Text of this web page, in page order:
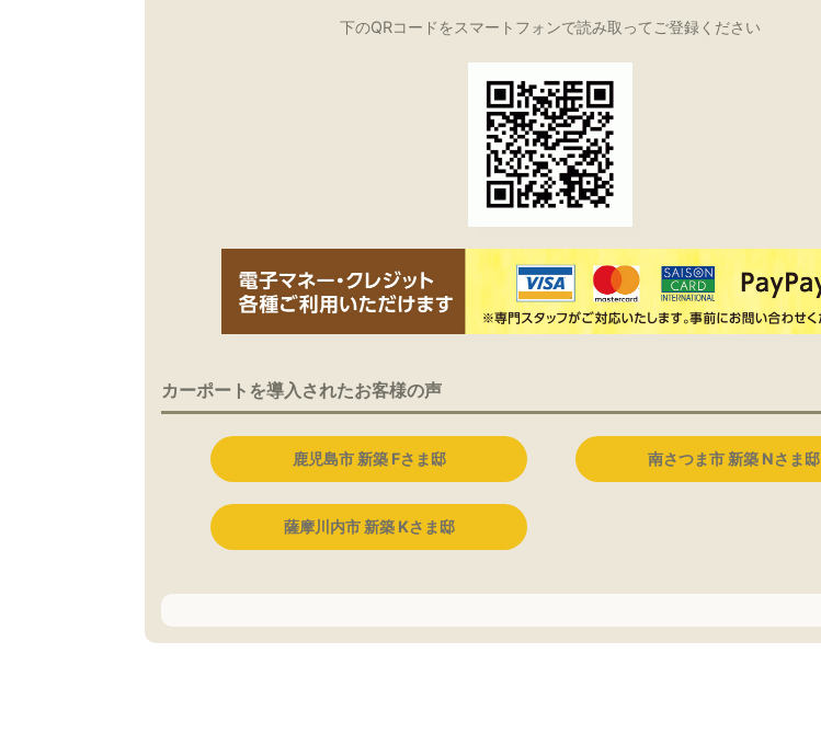
下のQRコードをスマートフォンで読み取ってご登録ください
カーポートを導入されたお客様の声
鹿児島市 新築 Fさま邸 南さつま市 新築 Nさま邸
薩摩川内市 新築 Kさま邸